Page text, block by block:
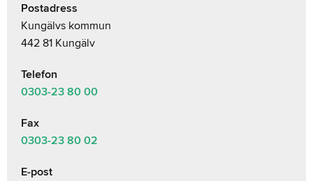
Postadress
Kungälvs kommun
442 81 Kungälv
Telefon
0303-23 80 00
Fax
0303-23 80 02
E-post